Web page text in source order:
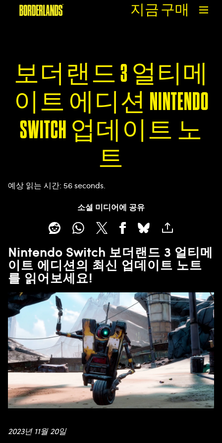
지금 구매
보더랜드 3 얼티메
이트 에디션 NINTENDO
SWITCH 업데이트 노
트
예상 읽는 시간 56 seconds
소셜 미디어에 공유
Nintendo Switch 보더랜드 3 얼티메
이트 에디션의 최신 업데이트 노트
를 읽어보세요!
2023년 11월 20일